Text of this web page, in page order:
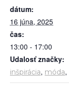
dátum:
16 júna, 2025
čas:
13:00 - 17:00
Udalosť značky:
inšpirácia, móda,